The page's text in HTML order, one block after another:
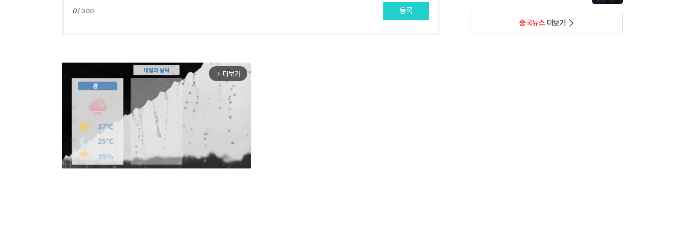
0/ 300 등록
arrow_forward_ios 더보기
중국뉴스더보기